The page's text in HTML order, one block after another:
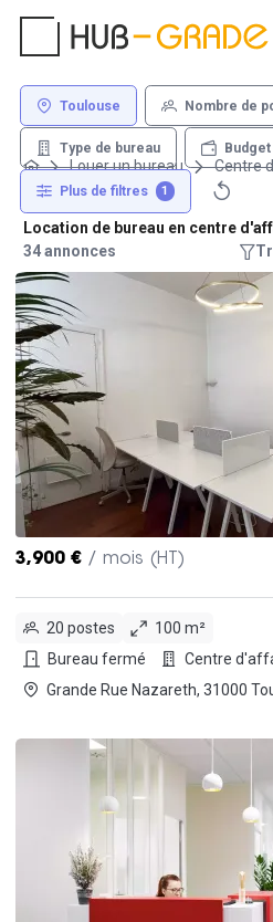
Toulouse Nombre de
Type de bureau Budget
Plus de filtres 1
Louer un bureau Centre
Location de bureau en centre
34 annonces
3,900 € / mois (HT)
20 postes
100 m²
Bureau fermé
Centre
Grande Rue Nazareth,